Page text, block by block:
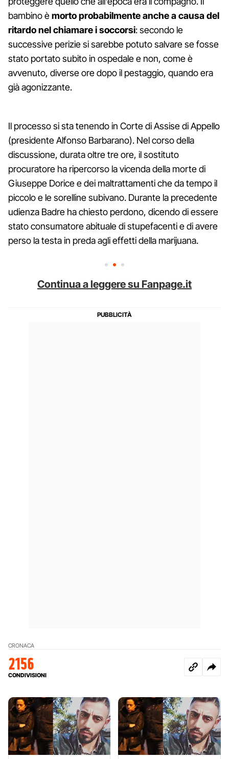
bambino èmorto probabilmente anche a causa del
ritardo nel chiamare i soccorsi: secondo le
successive perizie si sarebbe potuto salvare se fosse
stato portato subito in ospedale e non, come è
avvenuto, diverse ore dopo il pestaggio, quando era
già agonizzante.
Il processo si sta tenendo in Corte di Assise di Appello
(presidente Alfonso Barbarano). Nel corso della
discussione, durata oltre tre ore, il sostituto
procuratore ha ripercorso la vicenda della morte di
Giuseppe Dorice e dei maltrattamenti che da tempo il
piccolo e le sorelline subivano. Durante la precedente
udienza Badre ha chiesto perdono, dicendo di essere
stato consumatore abituale di stupefacenti e di avere
perso la testa in preda agli effetti della marijuana.
Continua a leggere su Fanpage.it
CRONACA
2156
CONDIVISIONI